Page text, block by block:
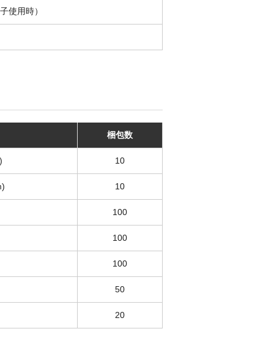
使用時）
梱包数
10
10
100
100
100
50
20